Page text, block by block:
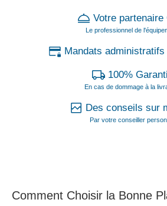
Votre partenaire
Le professionnel de
Mandats
100%
En cas de dommage à la
Des conseils sur
Par votre conseiller
Comment Choisir la Bonne